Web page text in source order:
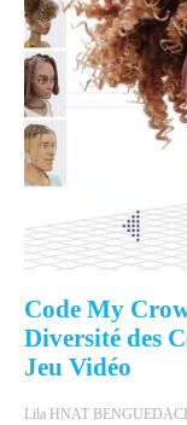
Code My
Diversité des
Jeu Vidéo
Lila HNAT